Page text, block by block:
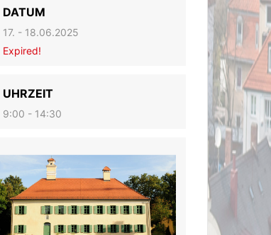
DATUM
17. - 18.06.2025
Expired!
UHRZEIT
9:00 - 14:30